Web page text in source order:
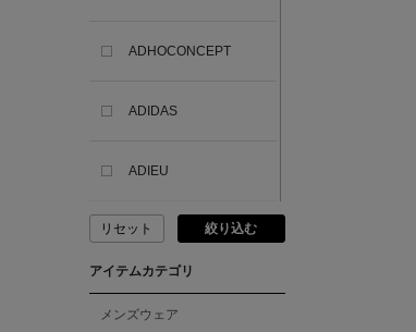
ADHOCONCEPT
ADIDAS
ADIEU
ADLIN HUE
ADVISORY BOARD
CRYSTALS
リセット 絞り込む
アイテムカテゴリ
メンズウェア